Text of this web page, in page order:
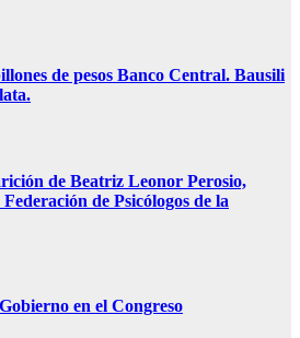
de pesos Banco Central. Bausili
de Beatriz Leonor Perosio,
de Psicólogos de la
en el Congreso